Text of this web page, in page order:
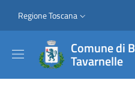
Slim top
Regione Toscana
Comune di
Tavarnelle